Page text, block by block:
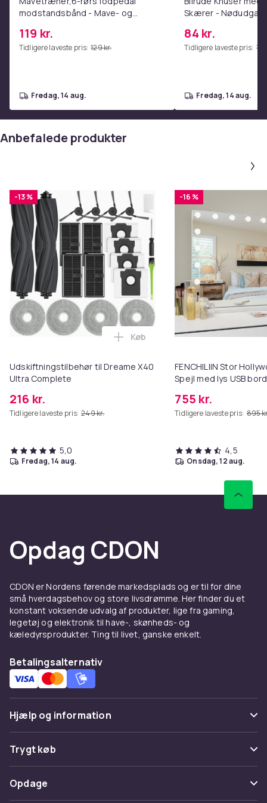
modstandsbånd - Mave- og
hjemmetræningscenter Pink
119 kr.
Tidligere laveste pris: 129 kr.
fredag, 14 aug.
Skærer -
Red
84 kr.
Tidligere laveste pris:
fredag, 14 aug.
Anbefalede produkter
-13 %
Udskiftningstilbehør til Dreame X40
Ultra Complete
216 kr.
Tidligere laveste pris: 249 kr.
Læg Udskiftningstilbehør til
Køb
5,0
fredag, 14 aug.
-16 %
FENCHILIIN Stor
Spejl med lys USB
755 kr.
Tidligere laveste pris: 895
4,5
onsdag, 12 aug.
Opdag CDON
CDON er Nordens førende markedsplads og er til for dine
små hverdagsbehov og store livsdrømme. Her finder du et
konstant voksende udvalg af produkter, lige fra gaming,
legetøj og elektronik til have-, skønheds- og
kæledyrsprodukter. Ting til livet, ganske enkelt.
Betalingsalternativ
Hjælp og information
Ofte stillede spørgsmål
Spor pakke
Fortryd & returner her
Trygt køb
Betaling
Opdage